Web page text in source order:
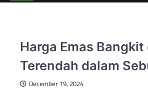
Harga Emas
Terendah dalam
December 19, 2024